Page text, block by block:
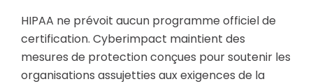
HIPAA ne prévoit aucun programme officiel de
certification. Cyberimpact maintient des
mesures de protection conçues pour soutenir les
organisations assujetties aux exigences de la